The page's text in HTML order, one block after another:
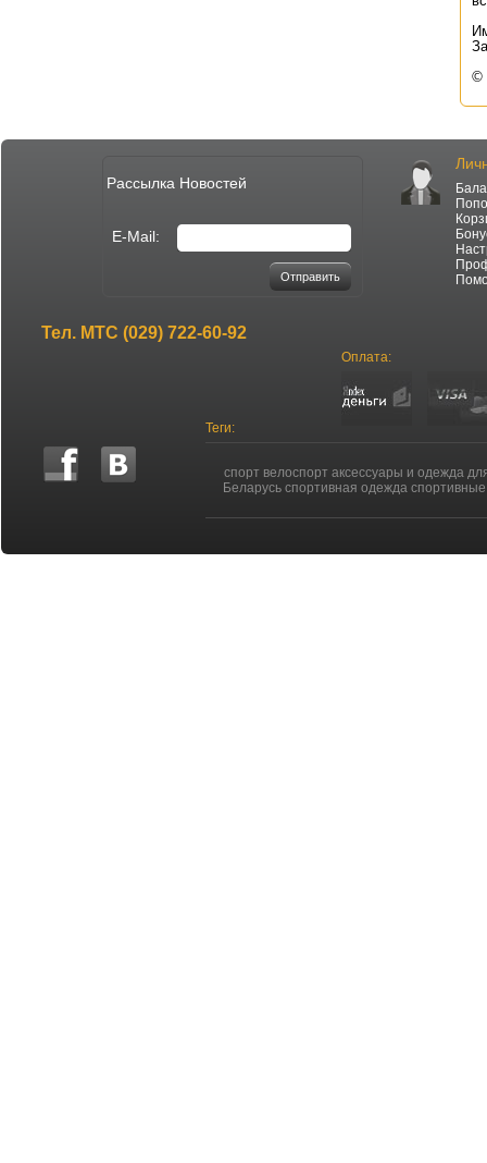
©
Рассылка Новостей
E-Mail:
Отправить
Тел. МТС (029) 722-60-92
Оплата:
Теги:
спорт велоспорт аксессуары и одежда
Беларусь спортивная одежда